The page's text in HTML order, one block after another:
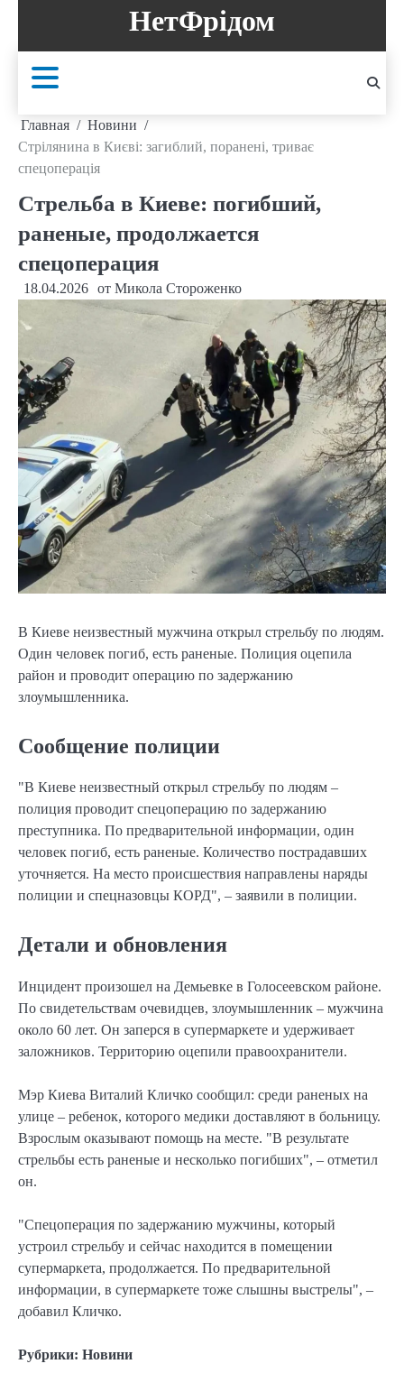
содержанию
НетФрідом
Главная
Новини
Стрілянина в Києві: загиблий, поранені, триває
спецоперація
Стрельба в Киеве: погибший,
раненые, продолжается
спецоперация
18.04.2026 от Микола Стороженко
В Киеве неизвестный мужчина открыл стрельбу по людям.
Один человек погиб, есть раненые. Полиция оцепила
район и проводит операцию по задержанию
злоумышленника.
Сообщение полиции
"В Киеве неизвестный открыл стрельбу по людям –
полиция проводит спецоперацию по задержанию
преступника. По предварительной информации, один
человек погиб, есть раненые. Количество пострадавших
уточняется. На место происшествия направлены наряды
полиции и спецназовцы КОРД", – заявили в полиции.
Детали и обновления
Инцидент произошел на Демьевке в Голосеевском районе.
По свидетельствам очевидцев, злоумышленник – мужчина
около 60 лет. Он заперся в супермаркете и удерживает
заложников. Территорию оцепили правоохранители.
Мэр Киева Виталий Кличко сообщил: среди раненых на
улице – ребенок, которого медики доставляют в больницу.
Взрослым оказывают помощь на месте. "В результате
стрельбы есть раненые и несколько погибших", – отметил
он.
"Спецоперация по задержанию мужчины, который
устроил стрельбу и сейчас находится в помещении
супермаркета, продолжается. По предварительной
информации, в супермаркете тоже слышны выстрелы", –
добавил Кличко.
Рубрики: Новини